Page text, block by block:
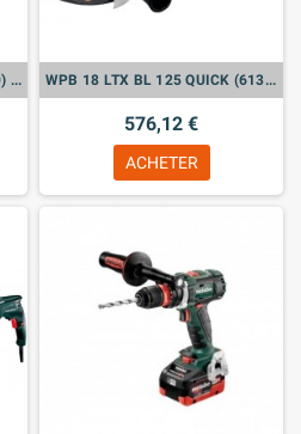
KHA 36-18 LTX 32 (600796840) MARTEAU SANS FIL (VENDU SANS BATTERIE) WPB 18 LTX BL 125 QUICK (613075660) MEULEUSES D'ANGLE SANS FIL
576,12 €
ACHETER